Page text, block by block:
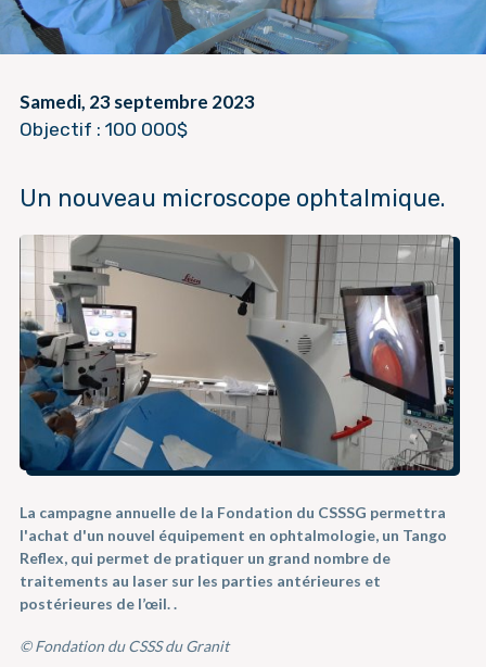
Samedi, 23 septembre 2023
Objectif : 100 000$
Un nouveau microscope ophtalmique.
La campagne annuelle de la Fondation du CSSSG permettra
l'achat d'un nouvel équipement en ophtalmologie, un Tango
Reflex, qui permet de pratiquer un grand nombre de
traitements au laser sur les parties antérieures et
postérieures de l’œil. .
© Fondation du CSSS du Granit